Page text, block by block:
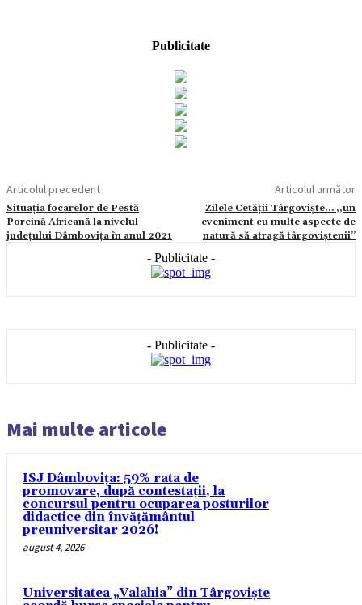
Publicitate
Articolul precedent
Situația focarelor de Pestă
Porcină Africană la nivelul
județului Dâmbovița în anul 2021
Articolul următor
Zilele Cetății Târgoviște… ,,un
eveniment cu multe aspecte de
natură să atragă târgoviștenii’’
- Publicitate -
- Publicitate -
Mai multe articole
ISJ Dâmbovița: 59% rata de
promovare, după contestații, la
concursul pentru ocuparea posturilor
didactice din învăţământul
preuniversitar 2026!
august 4, 2026
Universitatea „Valahia” din Târgoviște